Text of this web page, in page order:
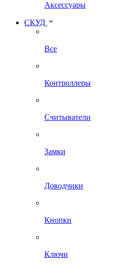
Аксессуары
СКУД
Все
Контроллеры
Считыватели
Замки
Доводчики
Кнопки
Ключи